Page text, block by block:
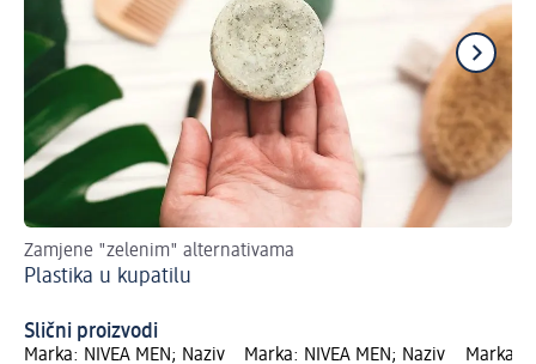
Zamjene "zelenim" alternativama
Plastika u kupatilu
Slični proizvodi
Marka: NIVEA MEN; Naziv
Marka: NIVEA MEN; Naziv
Marka: